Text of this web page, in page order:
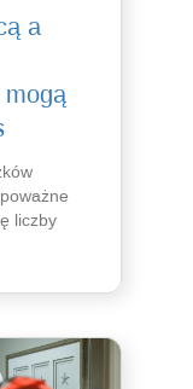
a
liczby